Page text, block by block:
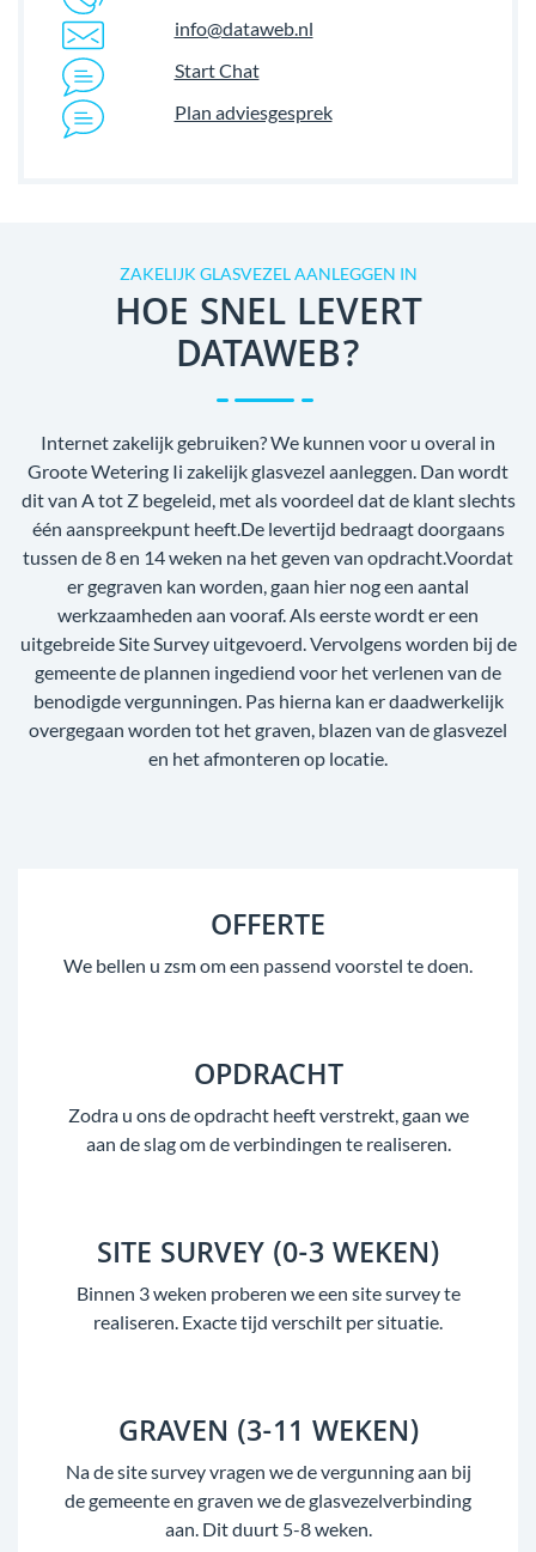
info@dataweb.nl
Start Chat
Plan adviesgesprek
ZAKELIJK GLASVEZEL AANLEGGEN IN
HOE SNEL LEVERT
DATAWEB?
Internet zakelijk gebruiken? We kunnen voor u overal in
Groote Wetering Ii zakelijk glasvezel aanleggen. Dan wordt
dit van A tot Z begeleid, met als voordeel dat de klant slechts
één aanspreekpunt heeft.De levertijd bedraagt doorgaans
tussen de 8 en 14 weken na het geven van opdracht.Voordat
er gegraven kan worden, gaan hier nog een aantal
werkzaamheden aan vooraf. Als eerste wordt er een
uitgebreide Site Survey uitgevoerd. Vervolgens worden bij de
gemeente de plannen ingediend voor het verlenen van de
benodigde vergunningen. Pas hierna kan er daadwerkelijk
overgegaan worden tot het graven, blazen van de glasvezel
en het afmonteren op locatie.
OFFERTE
We bellen u zsm om een passend voorstel te doen.
OPDRACHT
Zodra u ons de opdracht heeft verstrekt, gaan we
aan de slag om de verbindingen te realiseren.
SITE SURVEY (0-3 WEKEN)
Binnen 3 weken proberen we een site survey te
realiseren. Exacte tijd verschilt per situatie.
GRAVEN (3-11 WEKEN)
Na de site survey vragen we de vergunning aan bij
de gemeente en graven we de glasvezelverbinding
aan. Dit duurt 5-8 weken.